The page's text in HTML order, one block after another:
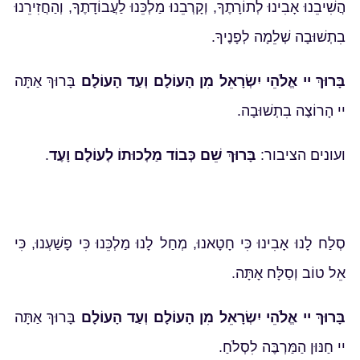
הֲשִׁיבֵנוּ אָבִינוּ לְתוֹרָתֶךָ, וְקָרְבֵנוּ מַלְכֵּנוּ לַעֲבוֹדָתֶךָ, וְהַחֲזִירֵנוּ
בִתְשׁוּבָה שְׁלֵמָה לְפָנֶיךָ.
בָּרוּךְ יי אֱלֹהֵי יִשְׂרָאֵל מִן הָעוֹלָם וְעַד הָעוֹלָם בָּרוּךְ אַתָּה
יי הָרוֹצֶה בִתְשׁוּבָה.
ועונים הציבור: בָּרוּךְ שֵׁם כְּבוֹד מַלְכוּתוֹ לְעוֹלָם וָעֶד.
סְלַח לָנוּ אָבִינוּ כִּי חָטָאנוּ, מְחַל לָנוּ מַלְכֵּנוּ כִּי פָשַׁעְנוּ, כִּי
אֵל טוֹב וְסַלָּח אָתָּה.
בָּרוּךְ יי אֱלֹהֵי יִשְׂרָאֵל מִן הָעוֹלָם וְעַד הָעוֹלָם בָּרוּךְ אַתָּה
יי חַנּוּן הַמַּרְבֶּה לִסְלֹחַ.